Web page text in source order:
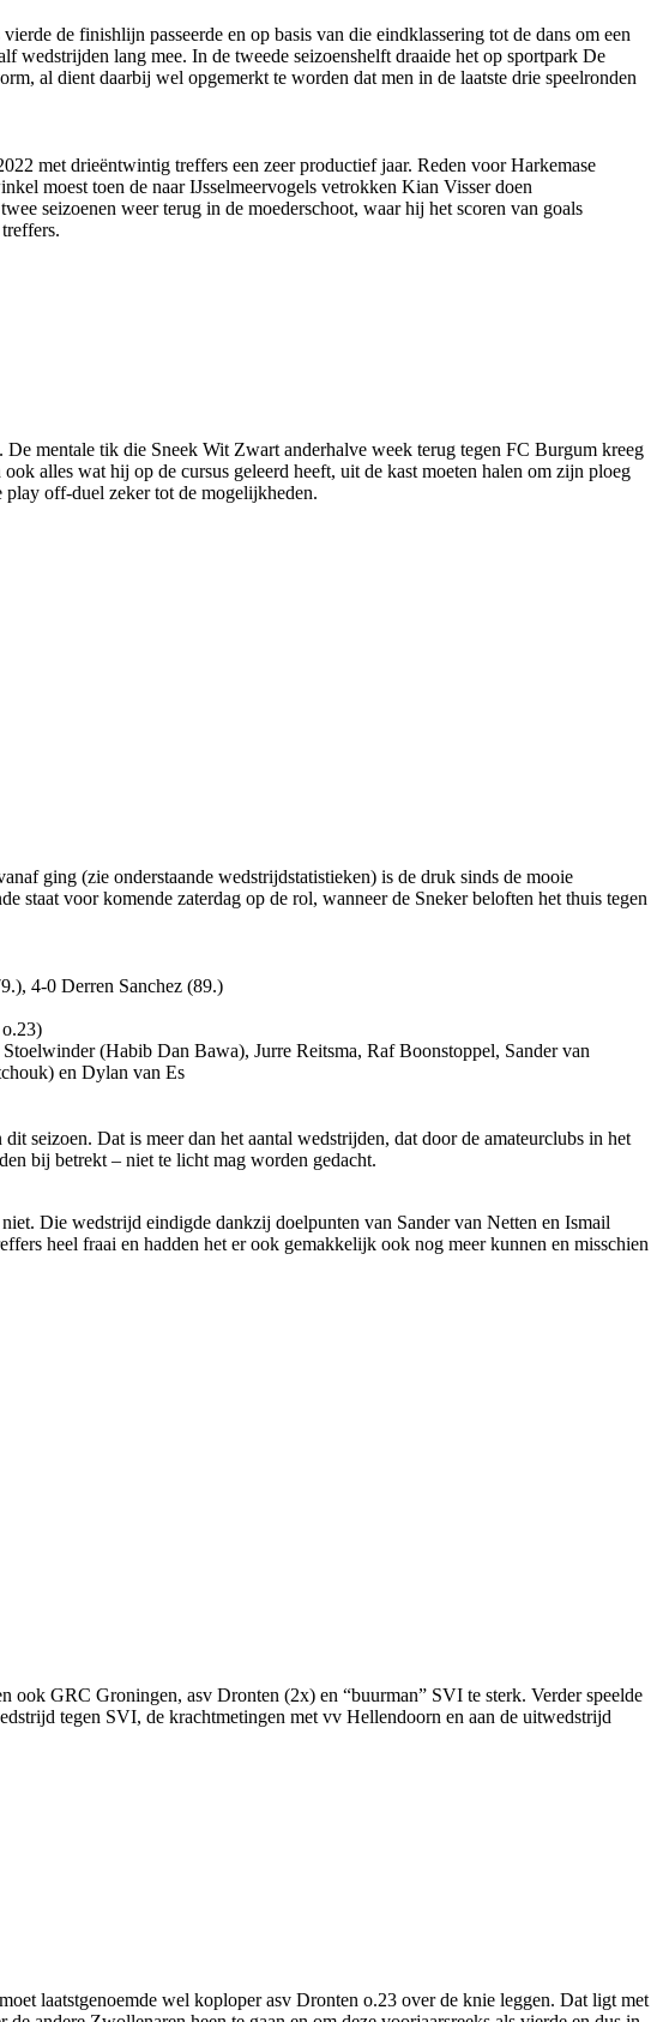
de finishlijn passeerde en op basis van die eindklassering tot de dans om een
wedstrijden lang mee. In de tweede seizoenshelft draaide het op sportpark De
al dient daarbij wel opgemerkt te worden dat men in de laatste drie speelronden
met drieëntwintig treffers een zeer productief jaar. Reden voor Harkemase
moest toen de naar IJsselmeervogels vetrokken Kian Visser doen
seizoenen weer terug in de moederschoot, waar hij het scoren van goals
mentale tik die Sneek Wit Zwart anderhalve week terug tegen FC Burgum kreeg
alles wat hij op de cursus geleerd heeft, uit de kast moeten halen om zijn ploeg
off-duel zeker tot de mogelijkheden.
ging (zie onderstaande wedstrijdstatistieken) is de druk sinds de mooie
staat voor komende zaterdag op de rol, wanneer de Sneker beloften het thuis tegen
4-0 Derren Sanchez (89.)
(Habib Dan Bawa), Jurre Reitsma, Raf Boonstoppel, Sander van
en Dylan van Es
seizoen. Dat is meer dan het aantal wedstrijden, dat door de amateurclubs in het
bij betrekt – niet te licht mag worden gedacht.
Die wedstrijd eindigde dankzij doelpunten van Sander van Netten en Ismail
heel fraai en hadden het er ook gemakkelijk ook nog meer kunnen en misschien
ook GRC Groningen, asv Dronten (2x) en “buurman” SVI te sterk. Verder speelde
tegen SVI, de krachtmetingen met vv Hellendoorn en aan de uitwedstrijd
laatstgenoemde wel koploper asv Dronten o.23 over de knie leggen. Dat ligt met